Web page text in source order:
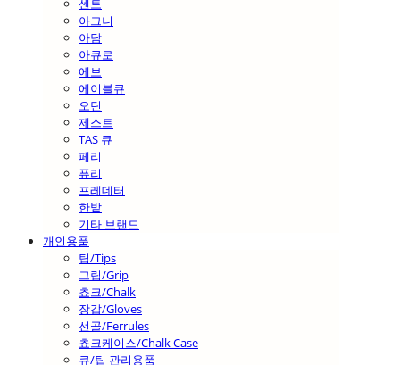
센토
아그니
아담
아큐로
에보
에이블큐
오딘
제스트
TAS 큐
페리
퓨리
프레데터
한밭
기타 브랜드
개인용품
팁/Tips
그립/Grip
쵸크/Chalk
장갑/Gloves
선골/Ferrules
쵸크케이스/Chalk Case
큐/팁 관리용품